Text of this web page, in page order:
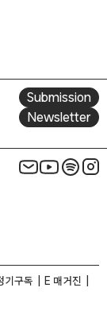
Submission
Newsletter
기구독
E 매거진